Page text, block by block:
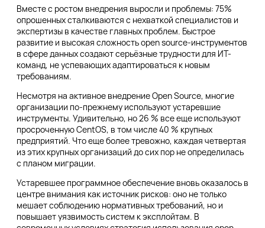
Вместе с ростом внедрения выросли и проблемы: 75%
опрошенных сталкиваются с нехваткой специалистов и
экспертизы в качестве главных проблем. Быстрое
развитие и высокая сложность open source-инструментов
в сфере данных создают серьёзные трудности для ИТ-
команд, не успевающих адаптироваться к новым
требованиям.
Несмотря на активное внедрение Open Source, многие
организации по-прежнему используют устаревшие
инструменты. Удивительно, но 26 % все еще используют
просроченную CentOS, в том числе 40 % крупных
предприятий. Что еще более тревожно, каждая четвертая
из этих крупных организаций до сих пор не определилась
с планом миграции.
Устаревшее программное обеспечение вновь оказалось в
центре внимания как источник рисков: оно не только
мешает соблюдению нормативных требований, но и
повышает уязвимость систем к эксплойтам. В